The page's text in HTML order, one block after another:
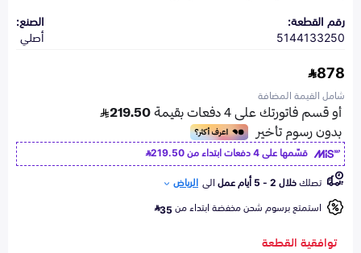
رقم القطعة:
5144133250
الصنع:
أصلي
878
شامل القيمة المضافة
قسّمها على 4 دفعات ابتداء من
219.50
تصلكخلال 2 - 5 أيام عمل الى الرياض
استمتع برسوم شحن مخفضة ابتداء من35
توافقية القطعة